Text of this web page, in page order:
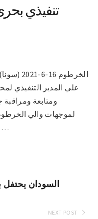
تنفيذي
علي المدير التنفيذي
ومتابعة ومراقبة
لموجهات والي
بالوحدات الإدارية بحضور مدير هيئة…
السودان يحتفل
NEXT POST